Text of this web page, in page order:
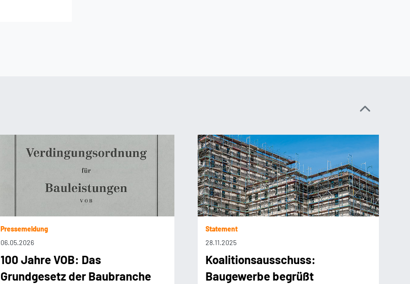
Pressemeldung
06.05.2026
100 Jahre VOB: Das
Grundgesetz der Baubranche
Statement
28.11.2025
Koalitionsausschuss:
Baugewerbe begrüßt